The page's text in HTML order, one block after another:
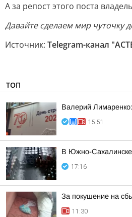
А за репост этого поста
Давайте сделаем мир чуточку
Источник: Telegram-канал
ТОП
Валерий
15:51
В Южно-Сахалинске
17:16
За покушение на
11:30